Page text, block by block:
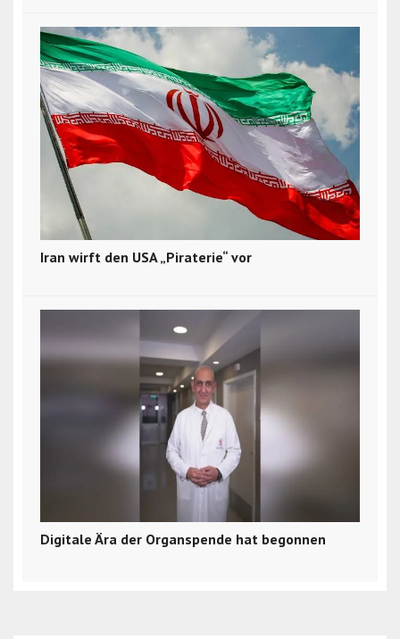
Iran wirft den USA „Piraterie“ vor
Digitale Ära der Organspende hat begonnen